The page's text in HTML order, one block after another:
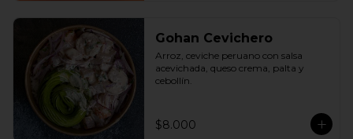
Gohan Cevichero
Arroz, ceviche peruano con salsa
acevichada, queso crema, palta y
cebollín.
$8.000